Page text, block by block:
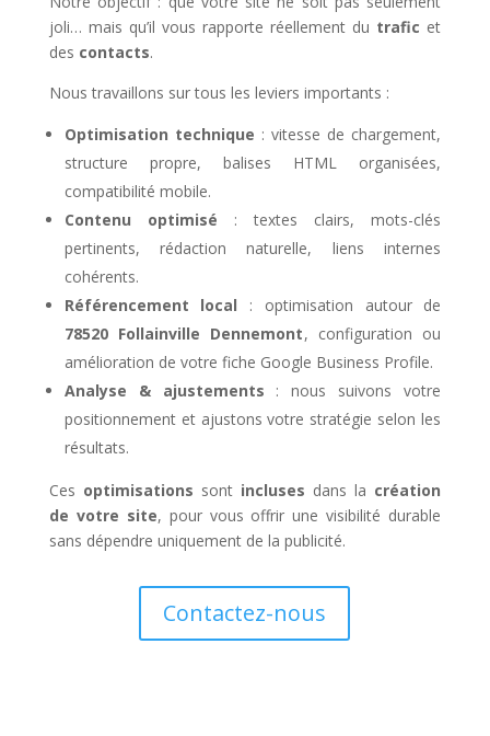
joli… mais qu’il vous rapporte réellement du trafic et
des contacts.
Nous travaillons sur tous les leviers importants :
Optimisation technique : vitesse de chargement,
structure propre, balises HTML organisées,
compatibilité mobile.
Contenu optimisé : textes clairs, mots-clés
pertinents, rédaction naturelle, liens internes
cohérents.
Référencement local : optimisation autour de
78520 Follainville Dennemont, configuration ou
amélioration de votre fiche Google Business Profile.
Analyse & ajustements : nous suivons votre
positionnement et ajustons votre stratégie selon les
résultats.
Ces optimisations sont incluses dans la création
de votre site, pour vous offrir une visibilité durable
sans dépendre uniquement de la publicité.
Contactez-nous